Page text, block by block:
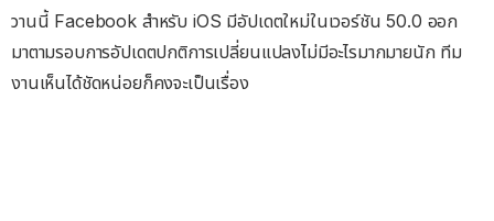
วานนี้ Facebook สำหรับ iOS มีอัปเดตใหม่ในเวอร์ชัน 50.0 ออก
มาตามรอบการอัปเดตปกติการเปลี่ยนแปลงไม่มีอะไรมากมายนัก ทีม
งานเห็นได้ชัดหน่อยก็คงจะเป็นเรื่อง